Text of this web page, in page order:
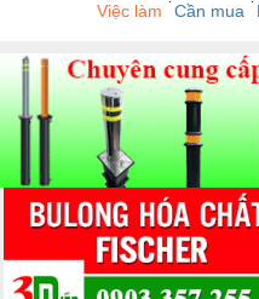
Việc làm Cần mua